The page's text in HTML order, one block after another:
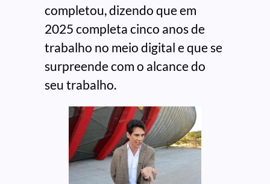
completou, dizendo que em
2025 completa cinco anos de
trabalho no meio digital e que se
surpreende com o alcance do
seu trabalho.